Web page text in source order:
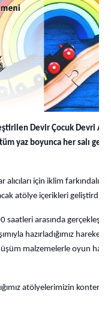
Devir Çocuk Devri
yaz boyunca her salı
için iklim
atölye içerikleri geliştirdik.
saatleri arasında
hazırladığımız
malzemelerle oyun
atölyelerimizin